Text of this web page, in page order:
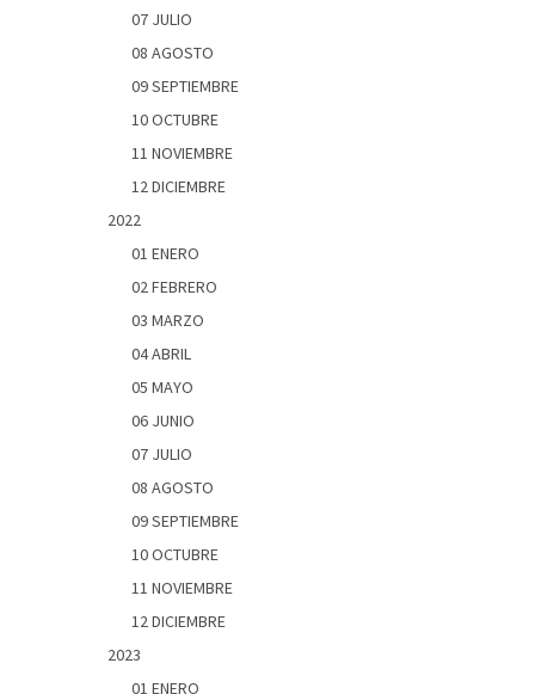
07 JULIO
08 AGOSTO
09 SEPTIEMBRE
10 OCTUBRE
11 NOVIEMBRE
12 DICIEMBRE
2022
01 ENERO
02 FEBRERO
03 MARZO
04 ABRIL
05 MAYO
06 JUNIO
07 JULIO
08 AGOSTO
09 SEPTIEMBRE
10 OCTUBRE
11 NOVIEMBRE
12 DICIEMBRE
2023
01 ENERO